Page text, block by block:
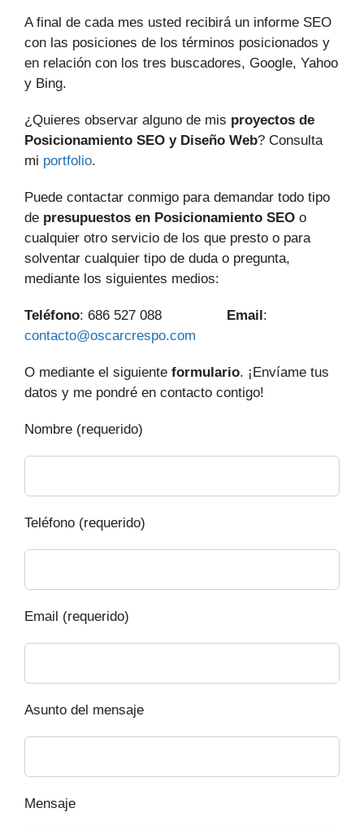
A final de cada mes usted recibirá un informe SEO
con las posiciones de los términos posicionados y
en relación con los tres buscadores, Google, Yahoo
y Bing.
¿Quieres observar alguno de mis proyectos de
Posicionamiento SEO y Diseño Web? Consulta
mi portfolio.
Puede contactar conmigo para demandar todo tipo
de presupuestos en Posicionamiento SEO o
cualquier otro servicio de los que presto o para
solventar cualquier tipo de duda o pregunta,
mediante los siguientes medios:
Teléfono: 686 527 088 Email :
contacto@oscarcrespo.com
O mediante el siguiente formulario. ¡Envíame tus
datos y me pondré en contacto contigo!
Nombre (requerido)
Teléfono (requerido)
Email (requerido)
Asunto del mensaje
Mensaje